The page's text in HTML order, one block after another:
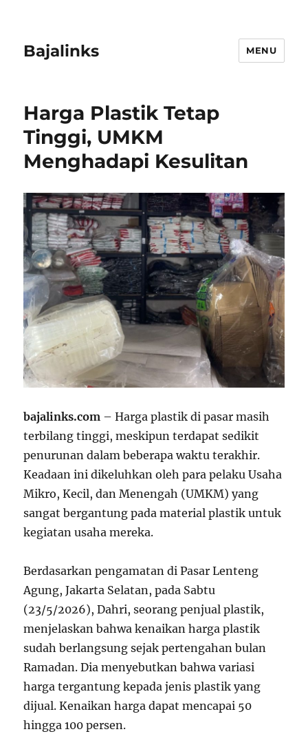
Bajalinks MENU
Harga Plastik Tetap
Tinggi, UMKM
Menghadapi Kesulitan
bajalinks.com – Harga plastik di pasar masih
terbilang tinggi, meskipun terdapat sedikit
penurunan dalam beberapa waktu terakhir.
Keadaan ini dikeluhkan oleh para pelaku Usaha
Mikro, Kecil, dan Menengah (UMKM) yang
sangat bergantung pada material plastik untuk
kegiatan usaha mereka.
Berdasarkan pengamatan di Pasar Lenteng
Agung, Jakarta Selatan, pada Sabtu
(23/5/2026), Dahri, seorang penjual plastik,
menjelaskan bahwa kenaikan harga plastik
sudah berlangsung sejak pertengahan bulan
Ramadan. Dia menyebutkan bahwa variasi
harga tergantung kepada jenis plastik yang
dijual. Kenaikan harga dapat mencapai 50
hingga 100 persen.